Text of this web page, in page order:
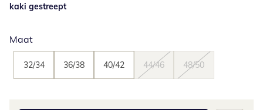
kaki gestreept
Maat
32/34 36/38 40/42 44/46 48/50